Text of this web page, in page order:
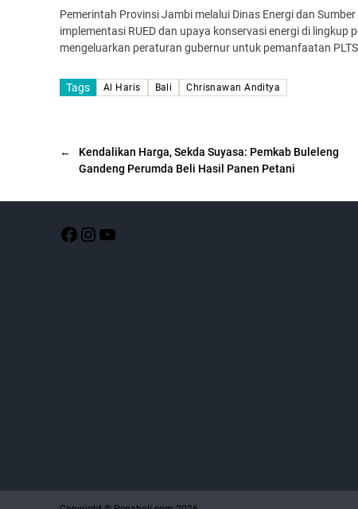
Pemerintah Provinsi Jambi melalui Dinas Energi dan
implementasi RUED dan upaya konservasi energi di
mengeluarkan peraturan gubernur untuk pemanfaatan
Tags Al Haris Bali Chrisnawan Anditya
←
Kendalikan Harga, Sekda Suyasa: Pemkab Buleleng
Gandeng Perumda Beli Hasil Panen Petani